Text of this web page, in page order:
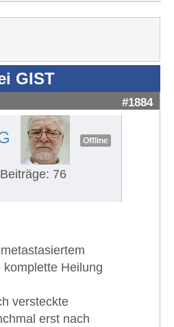
GIST
#1884
Offline
Beiträge: 76
komplette Heilung
versteckte
erst nach